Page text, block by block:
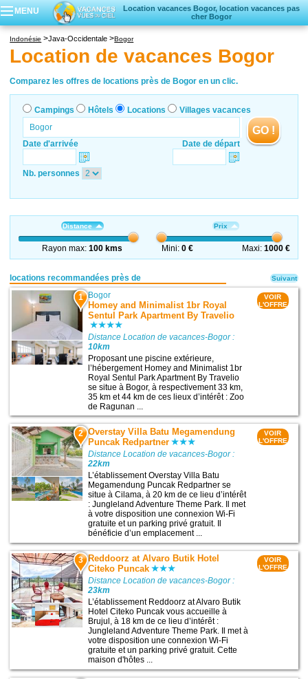
MENU
Location vacances Bogor, location vacances pas
cher Bogor
Locations vacances
Villages vacances
Indonésie Java-Occidentale Bogor
Location de vacances Bogor
Comparez les offres de locations près de Bogor en un clic.
Campings Hôtels Locations Villages vacances
Date d'arrivée Date de départ
GO !
Nb. personnes
Distance
Rayon max:100 kms
Prix
Mini:0 € Maxi: 1000 €
locations recommandées près de
1 Bogor
Homey and Minimalist 1br Royal
Sentul Park Apartment By Travelio
Distance Location de vacances-Bogor :
10km
Proposant une piscine extérieure,
l’hébergement Homey and Minimalist 1br
Royal Sentul Park Apartment By Travelio
se situe à Bogor, à respectivement 33 km,
35 km et 44 km de ces lieux d’intérêt : Zoo
de Ragunan ...
VOIR
L'OFFRE
2 Overstay Villa Batu Megamendung
Puncak Redpartner
Distance Location de vacances-Bogor :
22km
L’établissement Overstay Villa Batu
Megamendung Puncak Redpartner se
situe à Cilama, à 20 km de ce lieu d’intérêt
: Jungleland Adventure Theme Park. Il met
à votre disposition une connexion Wi-Fi
gratuite et un parking privé gratuit. Il
bénéficie d’un emplacement ...
VOIR
L'OFFRE
3 Reddoorz at Alvaro Butik Hotel
Citeko Puncak
Distance Location de vacances-Bogor :
23km
L’établissement Reddoorz at Alvaro Butik
Hotel Citeko Puncak vous accueille à
Brujul, à 18 km de ce lieu d’intérêt :
Jungleland Adventure Theme Park. Il met à
votre disposition une connexion Wi-Fi
gratuite et un parking privé gratuit. Cette
maison d'hôtes ...
VOIR
L'OFFRE
Suivant